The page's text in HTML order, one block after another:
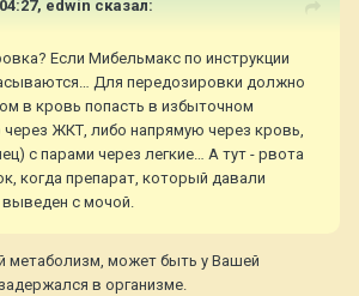
edwin сказал:
Если Мибельмакс по инструкции
Для передозировки должно
в кровь попасть в избыточном
через ЖКТ, либо напрямую через кровь,
с парами через легкие… А тут - рвота
когда препарат, который давали
выведен с мочой.
метаболизм, может быть у Вашей
в организме.